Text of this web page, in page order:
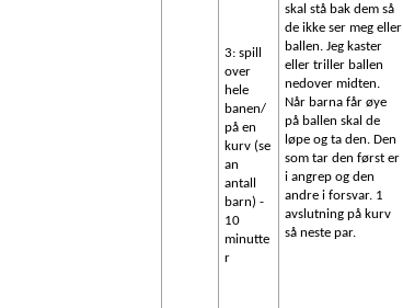
3: spill
over
hele
banen/
på en
kurv (se
an
antall
barn) -
10
minutte
r
skal stå bak dem så
de ikke ser meg eller
ballen. Jeg kaster
eller triller ballen
nedover midten.
Når barna får øye
på ballen skal de
løpe og ta den. Den
som tar den først er
i angrep og den
andre i forsvar. 1
avslutning på kurv
så neste par.